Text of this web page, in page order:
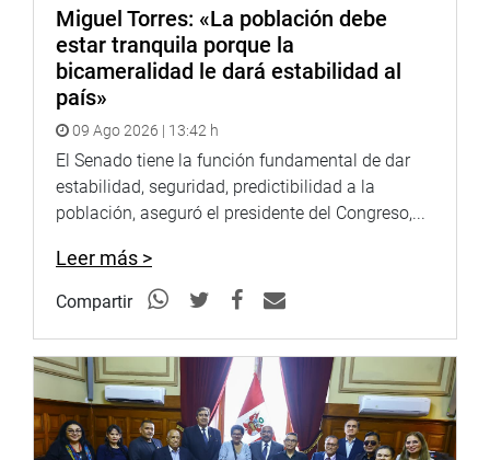
Twitter:https://twitter.com/congresoperu
Youtube:http://www.youtube.com/congresoperu
Soundcloud:
Miguel Torres: «La población debe
estar tranquila porque la
bicameralidad le dará estabilidad al
país»
09 Ago 2026 | 13:42 h
El Senado tiene la función fundamental de dar
estabilidad, seguridad, predictibilidad a la
población, aseguró el presidente del Congreso,...
Leer más >
Compartir